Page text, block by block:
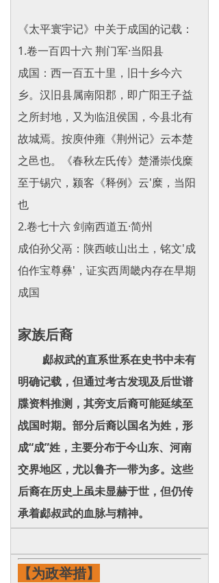
《太平寰宇记》中关于成国的记载：
1.卷一百四十六 荆门军·当阳县
成国：西一百五十里，旧十乡今六
乡。汉旧县属南阳郡，即广阳王子益
之所封地，又为临沮侯国，今县北有
故城焉。按庾仲雍《荆州记》云本楚
之邑也。《春秋左氏传》楚潘崇伐糜
至于锡穴，颍客《释例》云'糜，当阳
也
2.卷七十六 剑南西道五·简州
成伯孙父鬲：陕西岐山出土，铭文'成
伯作宝尊彝'，证实西周畿内存在早期
成国
家族后裔
郕叔武的直系世系在史书中未有
明确记载，但通过考古发现及后世谱
牒资料推测，其旁支后裔可能延续至
战国时期。部分后裔以国名为姓，形
成“成”姓，主要分布于今山东、河南
交界地区，尤以鲁齐一带为多。这些
后裔在历史上虽未显赫于世，但仍传
承着郕叔武的血脉与精神。
【为政举措】